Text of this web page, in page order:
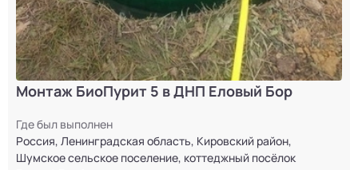
Монтаж БиоПурит 5 в ДНП Еловый Бор
Где был выполнен
Россия, Ленинградская область, Кировский район,
Шумское сельское поселение, коттеджный посёлок